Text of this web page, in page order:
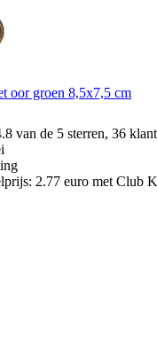
oor groen 8,5x7,5 cm
van de 5 sterren, 36
2.77 euro met Club